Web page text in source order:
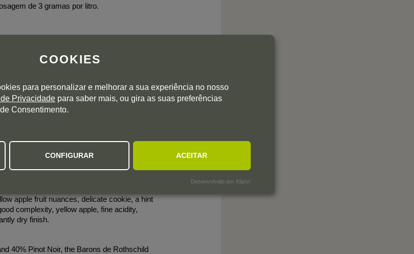
de 3 gramas por litro.
structured wine with a firm core and
at the surprisingly long finish. 60%
perpetual solera. Drink now.
apple fruit nuances, delicate cookie, a hint
complexity, yellow apple, fine acidity,
dry finish.
40% Pinot Noir, the Barons de Rothschild
COOKIES
para personalizar e melhorar a sua experiência no nosso
Privacidade para saber mais, ou gira as suas preferências
Consentimento.
CONFIGURAR ACEITAR
Desenvolvido por Klaro!